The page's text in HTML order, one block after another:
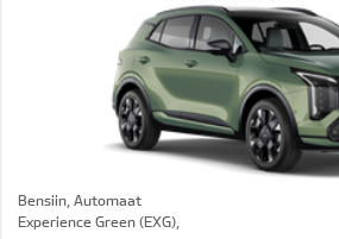
Bensiin, Automaat
Experience Green (EXG),